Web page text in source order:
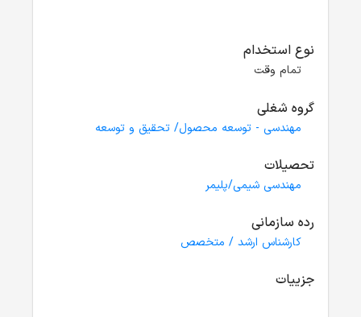
نوع استخدام
تمام وقت
گروه شغلی
مهندسی - توسعه محصول/ تحقیق و توسعه
تحصیلات
مهندسی شیمی/پلیمر
رده سازمانی
کارشناس ارشد / متخصص
جزییات